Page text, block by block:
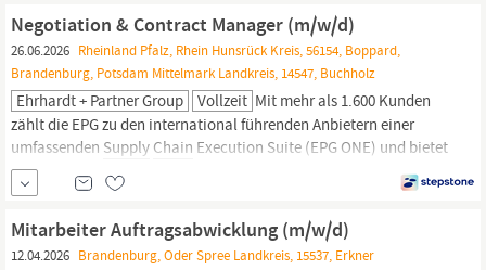
Negotiation & Contract Manager (m/w/d)
26.06.2026 Rheinland Pfalz, Rhein Hunsrück Kreis, 56154, Boppard,
Brandenburg, Potsdam Mittelmark Landkreis, 14547, Buchholz
Ehrhardt + Partner Group Vollzeit Mit mehr als 1.600 Kunden
zählt die EPG zu den international führenden Anbietern einer
umfassenden Supply Chain Execution Suite (EPG ONE) und bietet
WMS-, WCS-, WFM-, TMS- und Voice-Lösungen zur Optimierung
von Logistikprozessen. Logistik-Consulting, Cloud-Services,
Managed Services und Logistik-Schulungen in der eigenen
Akademie runden...
Mitarbeiter Auftragsabwicklung (m/w/d)
12.04.2026 Brandenburg, Oder Spree Landkreis, 15537, Erkner